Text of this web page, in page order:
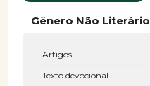
Gênero Não Literário
Artigos
Texto devocional